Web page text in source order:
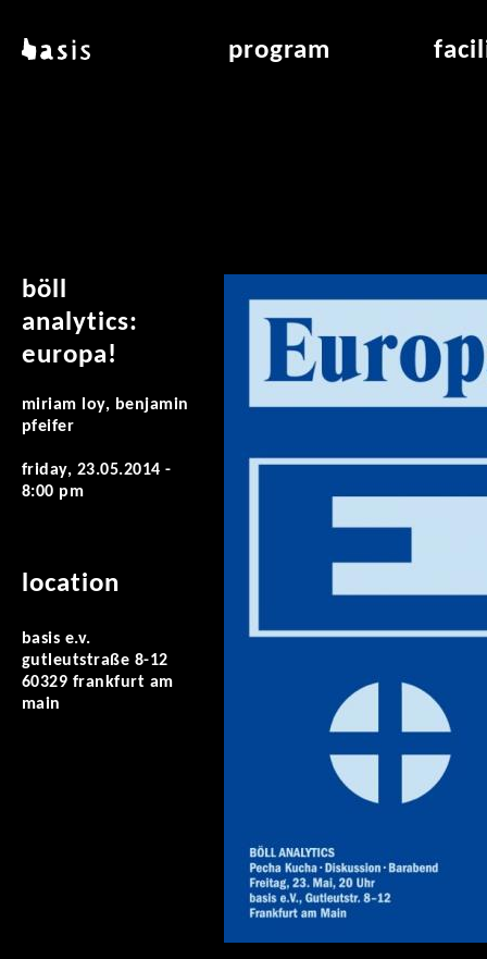
basis program
böll
analytics:
europa!
miriam loy, benjamin
pfeifer
friday, 23.05.2014 -
8:00 pm
location
basis e.v.
gutleutstraße 8-12
60329 frankfurt am
main